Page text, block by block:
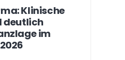
Klinische
deutlich
im